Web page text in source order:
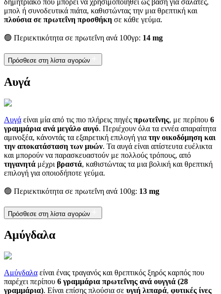
μπολ ή συνοδευτικά πιάτα, καθιστώντας την μια θρεπτική και
πλούσια σε πρωτεΐνη προσθήκη σε κάθε γεύμα.
🟢 Περιεκτικότητα σε πρωτεΐνη ανά 100γρ: 14 mg
Πρόσθεσε στη λίστα αγορών
Αυγά
Αυγά είναι μία από τις πιο πλήρεις πηγές πρωτεΐνης, με περίπου 6
γραμμάρια ανά μεγάλο αυγό. Περιέχουν όλα τα εννέα απαραίτητα
αμινοξέα, κάνοντάς τα εξαιρετική επιλογή για την οικοδόμηση και
την αποκατάσταση των μυών. Τα αυγά είναι απίστευτα ευέλικτα
και μπορούν να παρασκευαστούν με πολλούς τρόπους, από
τηγανητά μέχρι βραστά, καθιστώντας τα μια βολική και θρεπτική
επιλογή για οποιοδήποτε γεύμα.
🟢 Περιεκτικότητα σε πρωτεΐνη ανά 100g: 13 mg
Πρόσθεσε στη λίστα αγορών
Αμύγδαλα
Αμύγδαλα είναι ένας τραγανός και θρεπτικός ξηρός καρπός που
παρέχει περίπου 6 γραμμάρια πρωτεΐνης ανά ουγγιά (28
γραμμάρια). Είναι επίσης πλούσια σε υγιή λιπαρά, φυτικές ίνες